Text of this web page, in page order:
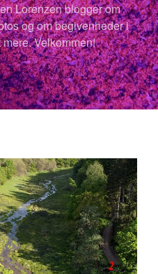
Lorenzen blogger om
og om begivenheder i
Velkommen!